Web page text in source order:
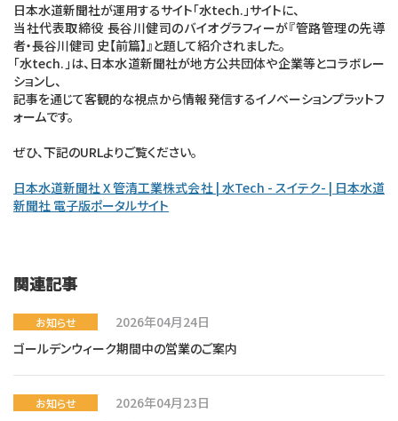
日本水道新聞社が運用するサイト「水tech.」サイトに、
当社代表取締役 長谷川健司のバイオグラフィーが『管路管理の先導
者・長谷川健司 史【前篇】』と題して紹介されました。
「水tech.」は、日本水道新聞社が地方公共団体や企業等とコラボレー
ションし、
記事を通じて客観的な視点から情報発信するイノベーションプラットフ
ォームです。
ぜひ、下記のURLよりご覧ください。
日本水道新聞社 X 管清工業株式会社 | 水Tech - スイテク- | 日本水道
新聞社 電子版ポータルサイト
関連記事
お知らせ
2026年04月24日
ゴールデンウィーク期間中の営業のご案内
お知らせ
2026年04月23日